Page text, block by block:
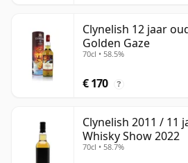
Clynelish 12 jaar
Golden Gaze
70cl • 58.5%
€ 170 ?
Clynelish 2011 / 11
Whisky Show 2022
70cl • 58.7%